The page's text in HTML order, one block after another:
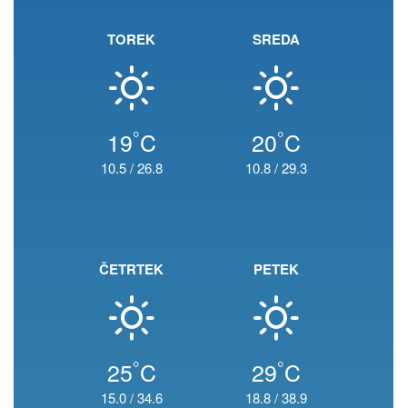
TOREK
19°C
10.5/26.8
SREDA
20°C
10.8/29.3
ČETRTEK
25°C
15.0/34.6
PETEK
29°C
18.8/38.9